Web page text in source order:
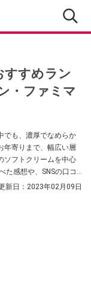
すすめラン
・ファミマ
でも、濃厚でなめらか
年寄りまで、幅広い層
ソフトクリームを中心
た感想や、SNSの口コ
新日： 2023年02月09日